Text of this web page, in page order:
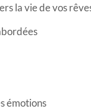
la vie de vos
émotions